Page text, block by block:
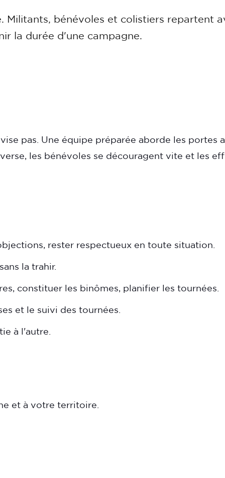
bénévoles et colistiers repartent
la durée d'une campagne.
pas. Une équipe préparée aborde les portes
les bénévoles se découragent vite et les
rester respectueux en toute situation.
la trahir.
constituer les binômes, planifier les tournées.
et le suivi des tournées.
à l'autre.
et à votre territoire.